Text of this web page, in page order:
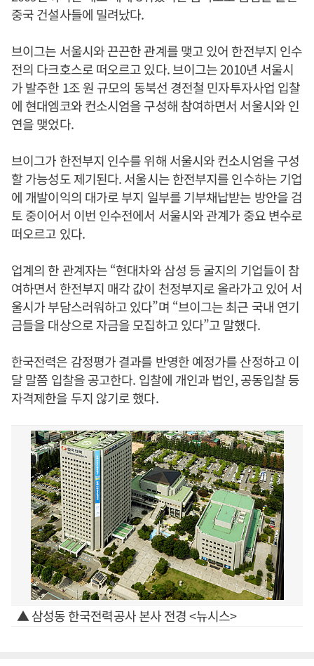
중국 건설사들에 밀려났다.
브이그는 서울시와 끈끈한 관계를 맺고 있어 한전부지 인수
전의 다크호스로 떠오르고 있다. 브이그는 2010년 서울시
가 발주한 1조 원 규모의 동북선 경전철 민자투자사업 입찰
에 현대엠코와 컨소시엄을 구성해 참여하면서 서울시와 인
연을 맺었다.
브이그가 한전부지 인수를 위해 서울시와 컨소시엄을 구성
할 가능성도 제기된다. 서울시는 한전부지를 인수하는 기업
에 개발이익의 대가로 부지 일부를 기부채납받는 방안을 검
토 중이어서 이번 인수전에서 서울시와 관계가 중요 변수로
떠오르고 있다.
업계의 한 관계자는 “현대차와 삼성 등 굴지의 기업들이 참
여하면서 한전부지 매각 값이 천정부지로 올라가고 있어 서
울시가 부담스러워하고 있다”며 “브이그는 최근 국내 연기
금들을 대상으로 자금을 모집하고 있다”고 말했다.
한국전력은 감정평가 결과를 반영한 예정가를 산정하고 이
달 말쯤 입찰을 공고한다. 입찰에 개인과 법인, 공동입찰 등
자격제한을 두지 않기로 했다.
▲ 삼성동 한국전력공사 본사 전경 <뉴시스>